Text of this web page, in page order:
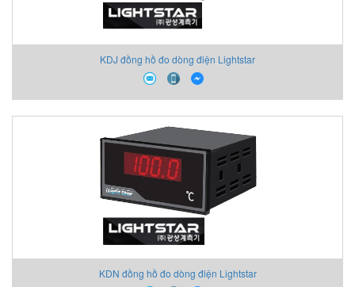
KDJ đồng hồ đo dòng điện Lightstar
KDN đồng hồ đo dòng điện Lightstar